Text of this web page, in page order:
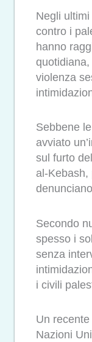
Negli
contro i
hanno
violenza
Sebbene
avviato
sul furto
al-Kebash,
Secondo
spesso i
senza
i civili
Un
Nazioni